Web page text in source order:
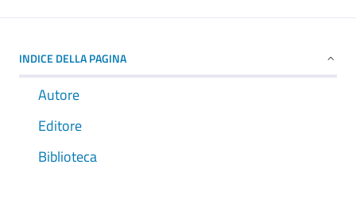
INDICE DELLA PAGINA
Autore
Editore
Biblioteca